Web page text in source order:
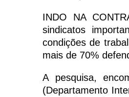
INDO NA
sindicatos
condições de
mais de 70%
A pesquisa,
(Departamento